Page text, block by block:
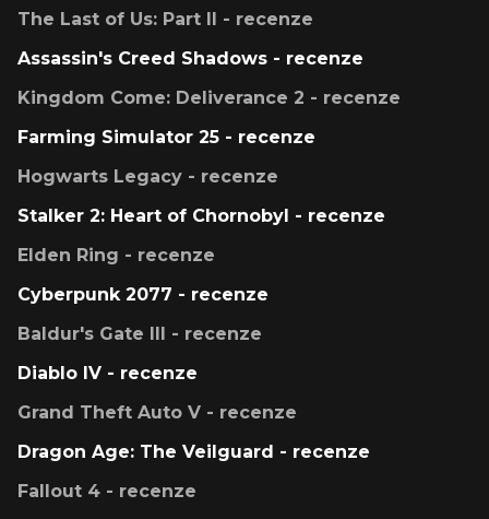
The Last of Us: Part II - recenze
Assassin's Creed Shadows - recenze
Kingdom Come: Deliverance 2 - recenze
Farming Simulator 25 - recenze
Hogwarts Legacy - recenze
Stalker 2: Heart of Chornobyl - recenze
Elden Ring - recenze
Cyberpunk 2077 - recenze
Baldur's Gate III - recenze
Diablo IV - recenze
Grand Theft Auto V - recenze
Dragon Age: The Veilguard - recenze
Fallout 4 - recenze